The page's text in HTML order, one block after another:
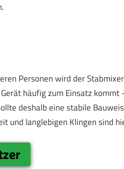
Personen wird der
häufig zum Einsatz
deshalb eine stabile
und langlebigen Klingen sind